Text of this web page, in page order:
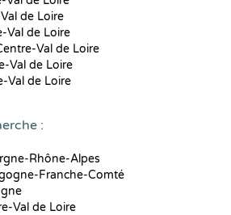
de Loire
Val de Loire
Val de Loire
Val de Loire
Val de Loire
:
Rhône-Alpes
Franche-Comté
Val de Loire